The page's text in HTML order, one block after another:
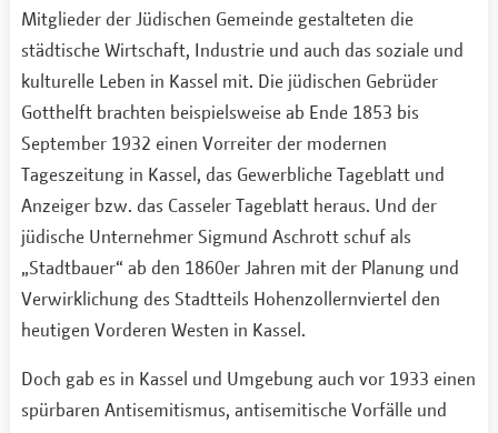
Mitglieder der Jüdischen Gemeinde gestalteten die
städtische Wirtschaft, Industrie und auch das soziale und
kulturelle Leben in Kassel mit. Die jüdischen Gebrüder
Gotthelft brachten beispielsweise ab Ende 1853 bis
September 1932 einen Vorreiter der modernen
Tageszeitung in Kassel, das Gewerbliche Tageblatt und
Anzeiger bzw. das Casseler Tageblatt heraus. Und der
jüdische Unternehmer Sigmund Aschrott schuf als
„Stadtbauer“ ab den 1860er Jahren mit der Planung und
Verwirklichung des Stadtteils Hohenzollernviertel den
heutigen Vorderen Westen in Kassel.
Doch gab es in Kassel und Umgebung auch vor 1933 einen
spürbaren Antisemitismus, antisemitische Vorfälle und